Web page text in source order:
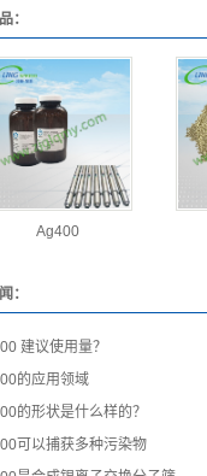
：
Ag400
：
建议使用量？
的应用领域
的形状是什么样的？
可以捕获多种污染物